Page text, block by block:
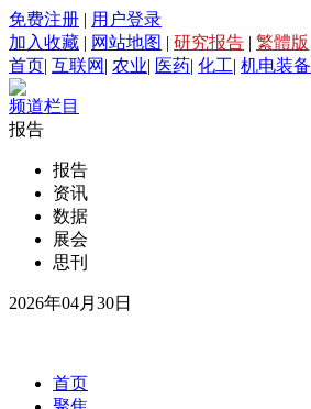
免费注册 | 用户登录
加入收藏 | 网站地图 | 研究报告 | 繁體版
首页| 互联网 | 农业| 医药| 化工| 机电装备
频道栏目
报告
报告
资讯
数据
展会
思刊
2026年04月30日
首页